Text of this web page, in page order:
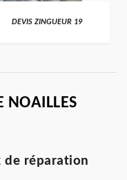
DEVIS ZINGUEUR 19
NOAILLES
de réparation